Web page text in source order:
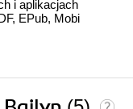
i aplikacjach
EPub, Mobi